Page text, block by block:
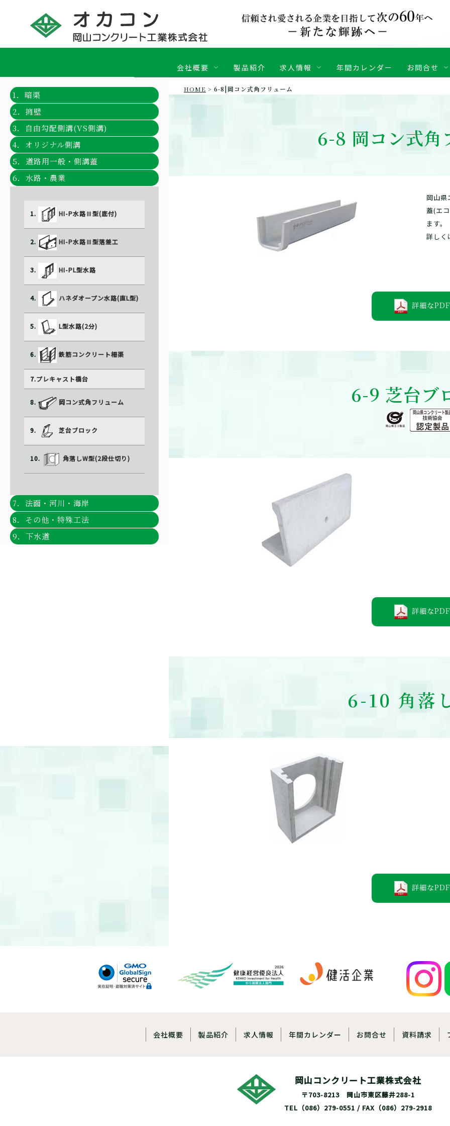
会社概要
企業理念
会社概要
沿革
各事業所のご案内
製品紹介 求人情報
自社リクルートサイト【新卒の方はこちら】
外部サイト(AirWORK)【中途の方はこちら】
年間カレンダー お問合せ
お問合せ
お問合せ
資料請求
各事業所のご案内
津山工場
TEL 0868-29-
総社工場TEL 0866-92-
官公庁関連
国土交通省ホームページ
農林水産省ホームページ
特許庁ホームページ
国土交通省中国整備事務局
NETIS（新技術活用推進）
土木関連
経済調査会
道路プレキャストコンクリート製品技術
協会
日本PCボックスカルバート製品協会
PC耐震性防火水槽協会
全
ビ
ク
成
HOME > 6-8|岡コン式角フリューム
6-8 岡コン式角
岡山県
蓋(エ
ます。
詳しく
詳細なPDF
6-9 芝台ブ
詳細なPDF
6-10 角落
詳細なPDF
1．暗渠
2．擁壁
3．自由勾配側溝(VS側溝)
4．オリジナル側溝
5．道路用一般・側溝蓋
6．水路・農業
1. HI-P水路Ⅲ型(底付)
2. HI-P水路Ⅲ型落差工
3. HI-PL型水路
4. ハネダオープン水路(直L型)
5. L型水路(2分)
6. 鉄筋コンクリート柵渠
7.プレキャスト橋台
8. 岡コン式角フリューム
9. 芝台ブロック
10. 角落しW型(2段仕切り)
7．法面・河川・海岸
8．その他・特殊工法
9．下水道
会社概要 製品紹介 求人情報 年間カレンダー お問合せ 資料請求
岡山コンクリート工業株式会社
〒703-8213 岡山市東区藤井288-1
TEL（086）279-0551 / FAX（086）279-2918